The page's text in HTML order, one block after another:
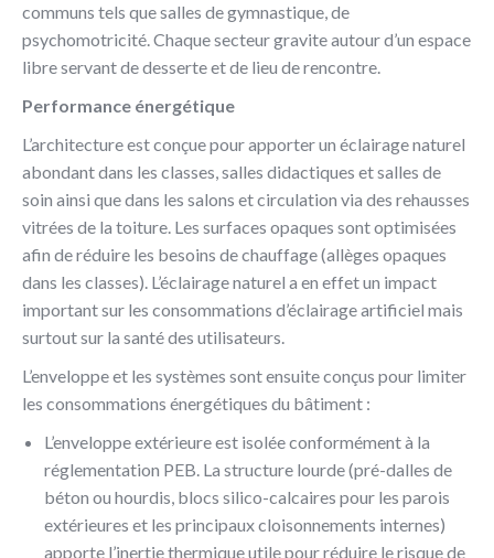
communs tels que salles de gymnastique, de
psychomotricité. Chaque secteur gravite autour d’un espace
libre servant de desserte et de lieu de rencontre.
Performance énergétique
L’architecture est conçue pour apporter un éclairage naturel
abondant dans les classes, salles didactiques et salles de
soin ainsi que dans les salons et circulation via des rehausses
vitrées de la toiture. Les surfaces opaques sont optimisées
afin de réduire les besoins de chauffage (allèges opaques
dans les classes). L’éclairage naturel a en effet un impact
important sur les consommations d’éclairage artificiel mais
surtout sur la santé des utilisateurs.
L’enveloppe et les systèmes sont ensuite conçus pour limiter
les consommations énergétiques du bâtiment :
L’enveloppe extérieure est isolée conformément à la
réglementation PEB. La structure lourde (pré-dalles de
béton ou hourdis, blocs silico-calcaires pour les parois
extérieures et les principaux cloisonnements internes)
apporte l’inertie thermique utile pour réduire le risque de